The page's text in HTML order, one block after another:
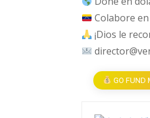
Colabore
¡Dios le
GO FUND